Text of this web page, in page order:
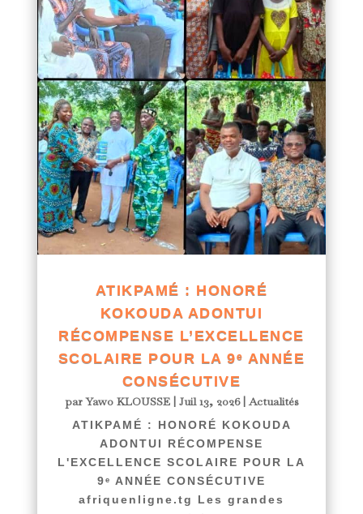
ATIKPAMÉ : HONORÉ
KOKOUDA ADONTUI
RÉCOMPENSE L’EXCELLENCE
SCOLAIRE POUR LA 9ᵉ ANNÉE
CONSÉCUTIVE
parYawo KLOUSSE| Juil 13, 2026|Actualités
ATIKPAMÉ : HONORÉ KOKOUDA
ADONTUI RÉCOMPENSE
L'EXCELLENCE SCOLAIRE POUR LA
9ᵉ ANNÉE CONSÉCUTIVE
afriquenligne.tg Les grandes